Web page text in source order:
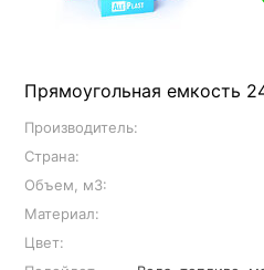
Прямоугольная емкость
Производитель:
Страна:
Объем, м3:
Материал:
Цвет: